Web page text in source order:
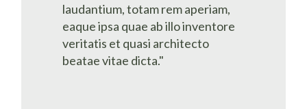
laudantium, totam rem aperiam,
eaque ipsa quae ab illo inventore
veritatis et quasi architecto
beatae vitae dicta."